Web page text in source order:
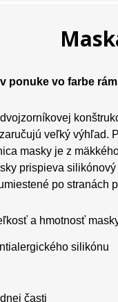
ponuke vo farbe
veľký
masky je z
prispieva
po stranách
a hmotnosť
silikónu
časti